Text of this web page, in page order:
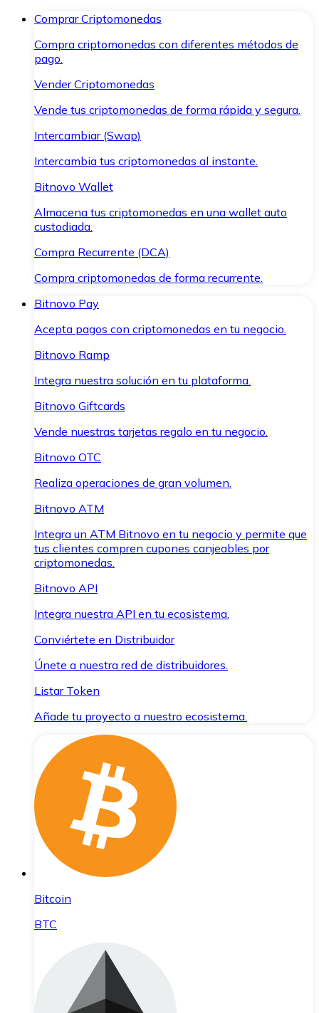
Comprar Criptomonedas
Compra criptomonedas con diferentes métodos de
pago.
Vender Criptomonedas
Vende tus criptomonedas de forma rápida y segura.
Intercambiar (Swap)
Intercambia tus criptomonedas al instante.
Bitnovo Wallet
Almacena tus criptomonedas en una wallet auto
custodiada.
Compra Recurrente (DCA)
Compra criptomonedas de forma recurrente.
Bitnovo Pay
Acepta pagos con criptomonedas en tu negocio.
Bitnovo Ramp
Integra nuestra solución en tu plataforma.
Bitnovo Giftcards
Vende nuestras tarjetas regalo en tu negocio.
Bitnovo OTC
Realiza operaciones de gran volumen.
Bitnovo ATM
Integra un ATM Bitnovo en tu negocio y permite que
tus clientes compren cupones canjeables por
criptomonedas.
Bitnovo API
Integra nuestra API en tu ecosistema.
Conviértete en Distribuidor
Únete a nuestra red de distribuidores.
Listar Token
Añade tu proyecto a nuestro ecosistema.
Bitcoin
BTC